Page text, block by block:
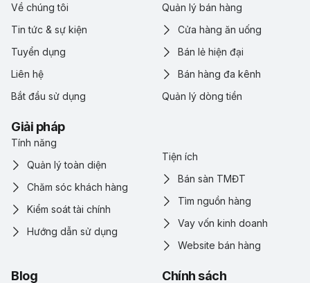
Về chúng tôi
Tin tức & sự kiện
Tuyển dụng
Liên hệ
Bắt đầu sử dụng
Quản lý bán hàng
Cửa hàng ăn uống
Bán lẻ hiện đại
Bán hàng đa kênh
Quản lý dòng tiền
Giải pháp
Tính năng
Quản lý toàn diện
Chăm sóc khách hàng
Kiểm soát tài chính
Hướng dẫn sử dụng
Tiện ích
Bán sàn TMĐT
Tìm nguồn hàng
Vay vốn kinh doanh
Website bán hàng
Blog Chính sách